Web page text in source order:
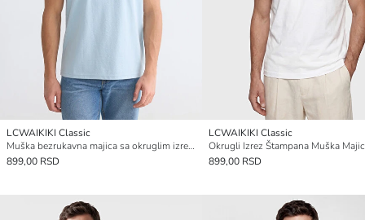
LCWAIKIKI Classic
Muška bezrukavna majica sa okruglim izrezom
899,00 RSD
LCWAIKIKI Classic
899,00 RSD